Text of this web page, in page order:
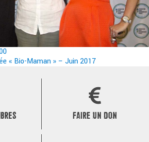
« Bio-Maman » – Juin 2017
FAIRE UN DON